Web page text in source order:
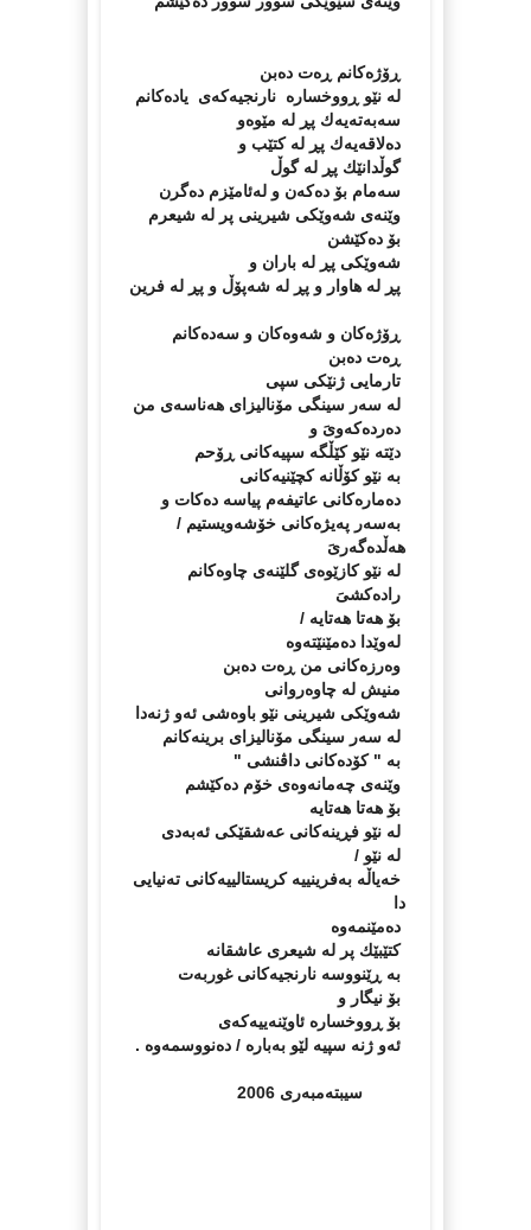
ڕۆژەكانم ڕەت دەبن
لە نێو ڕووخسارە نارنجیەكەى یادەكانم
سەبەتەیەك پڕ لە مێوەو
دەلاقەیەك پڕ لە كتێب و
گوڵدانێك پڕ لە گوڵ
سەمام بۆ دەكەن و لەئامێزم دەگرن
وێنەى شەوێكى شیرینى پر لە شیعرم
بۆ دەكێشن
شەوێكى پڕ لە باران و
پڕ لە هاوار و پڕ لە شەپۆڵ و پڕ لە فرین
ڕۆژەكان و شەوەكان و سەدەكانم
ڕەت دەبن
تارمایى ژنێكى سپى
لە سەر سینگى مۆنالیزاى هەناسەى من
دەردەكەوىَ و
دێتە نێو كێڵگە سپیەكانى ڕۆحم
بە نێو كۆڵانە كچێنیەكانى
دەمارەكانى عاتیفەم پیاسە دەكات و
بەسەر پەیژەكانى خۆشەویستیم /
هەڵدەگەرىَ
لە نێو كازێوەى گلێنەى چاوەكانم
رادەكشىَ
بۆ هەتا هەتایە /
لەوێدا دەمێنێتەوە
وەرزەكانى من ڕەت دەبن
منیش لە چاوەروانى
شەوێكى شیرینى نێو باوەشى ئەو ژنەدا
لە سەر سینگى مۆنالیزاى برینەكانم
بە " كۆدەكانى داڤنشى "
وێنەى چەمانەوەى خۆم دەكێشم
بۆ هەتا هەتایە
لە نێو فڕینەكانى عەشقێكى ئەبەدى
لە نێو /
خەیاڵە بەفرینییە كریستالییەكانى تەنیایی
دا
دەمێنمەوە
كتێبێك پر لە شیعرى عاشقانە
بە ڕێنووسە نارنجیەكانى غوربەت
بۆ نیگار و
بۆ ڕووخسارە ئاوێنەییەكەى
ئەو ژنە سپیە لێو بەبارە / دەنووسمەوە .
سیبتەمبەرى 2006